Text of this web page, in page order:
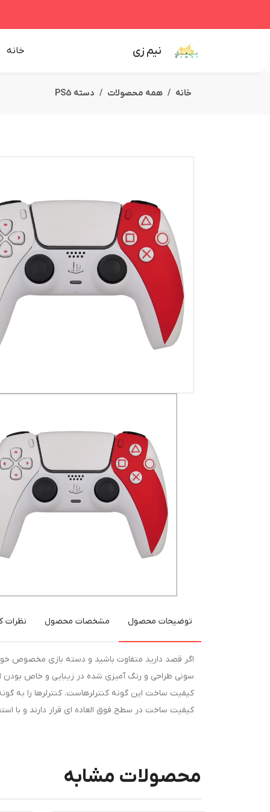
نیم زی خانه
خانه همه محصولات دسته PS5
توضیحات محصول مشخصات محصول نظرات
سونی طراحی و رنگ آمیزی شده در زیبایی و خاص بودن
کیفیت ساخت این گونه کنترلرهاست. کنترلرها را به
کیفیت ساخت در سطح فوق العاده ای قرار دارند و با
محصولات مشابه